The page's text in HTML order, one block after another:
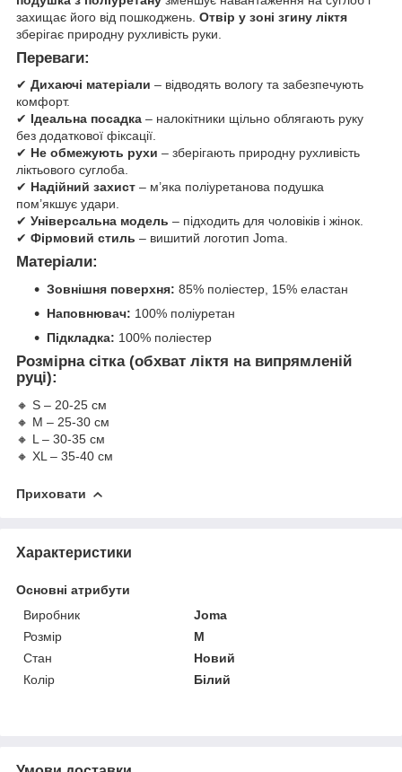
захищає його від пошкоджень. Отвір у зоні згину ліктя
зберігає природну рухливість руки.
Переваги:
✔ Дихаючі матеріали – відводять вологу та забезпечують
комфорт.
✔ Ідеальна посадка – налокітники щільно облягають руку
без додаткової фіксації.
✔ Не обмежують рухи – зберігають природну рухливість
ліктьового суглоба.
✔ Надійний захист – м’яка поліуретанова подушка
пом’якшує удари.
✔ Універсальна модель – підходить для чоловіків і жінок.
✔ Фірмовий стиль – вишитий логотип Joma.
Матеріали:
Зовнішня поверхня: 85% поліестер, 15% еластан
Наповнювач: 100% поліуретан
Підкладка: 100% поліестер
Розмірна сітка (обхват ліктя на випрямленій
руці):
🔸 S – 20-25 см
🔸 M – 25-30 см
🔸 L – 30-35 см
🔸 XL – 35-40 см
Приховати
Характеристики
Основні атрибути
Виробник
Joma
Розмір
M
Стан
Новий
Колір
Білий